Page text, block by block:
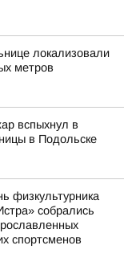
локализовали
метров
вспыхнул в
в Подольске
физкультурника
собрались
спортсменов